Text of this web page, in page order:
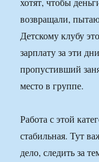
возвращали,
Детскому клубу
зарплату за эти
пропустивший
место в группе.
Работа с этой
стабильная. Тут
дело, следить за